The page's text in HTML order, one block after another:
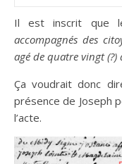
Il est inscrit que
accompagnés des
agé de quatre vingt (?)
Ça voudrait donc
présence de Joseph
l’acte.